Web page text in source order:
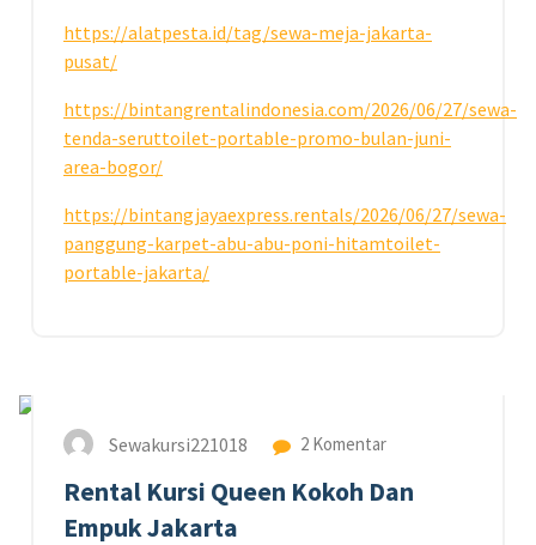
https://alatpesta.id/tag/sewa-meja-jakarta-
pusat/
https://bintangrentalindonesia.com/2026/06/27/sewa-
tenda-seruttoilet-portable-promo-bulan-juni-
area-bogor/
https://bintangjayaexpress.rentals/2026/06/27/sewa-
panggung-karpet-abu-abu-poni-hitamtoilet-
portable-jakarta/
Sewakursi221018 2 Komentar
Rental Kursi Queen Kokoh Dan
Empuk Jakarta